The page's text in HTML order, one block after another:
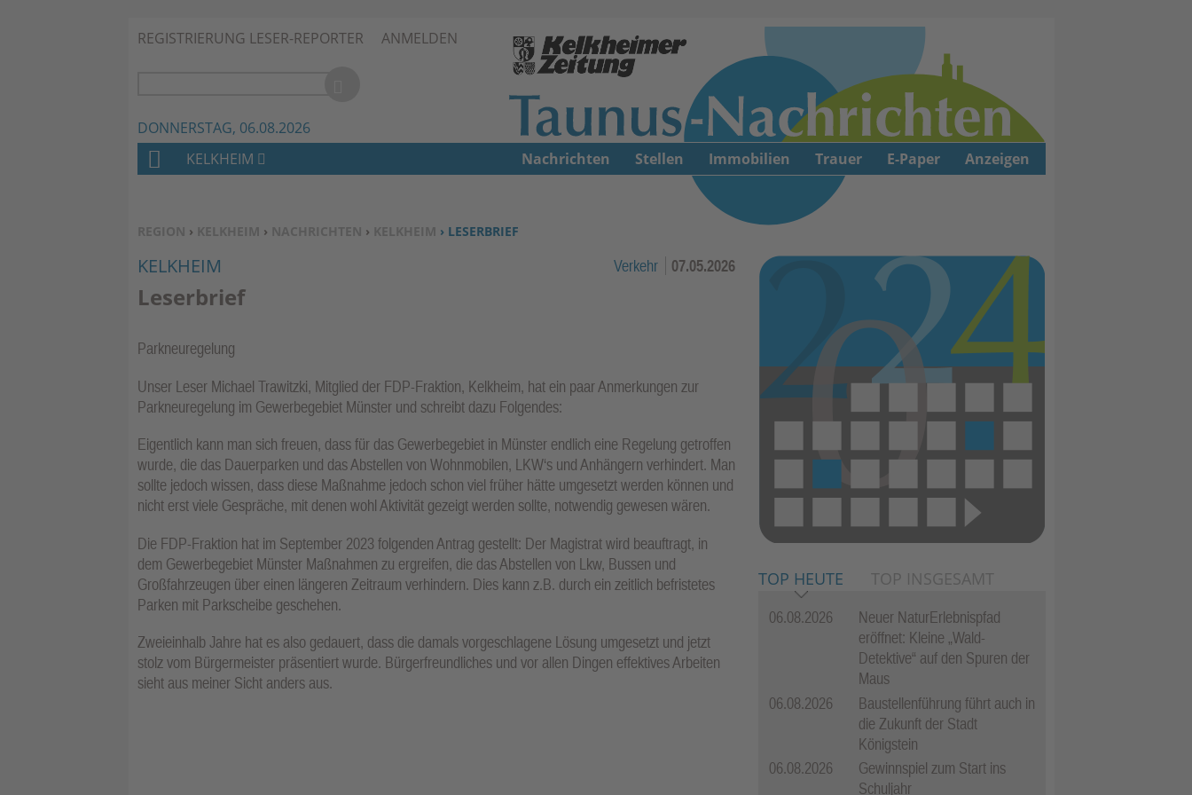
Zum Inhalt springen ↓
REGISTRIERUNG LESER-REPORTER ANMELDEN
DONNERSTAG, 06.08.2026
SIE BEFINDEN SICH HIER:
REGION › KELKHEIM › NACHRICHTEN › KELKHEIM › LESERBRIEF
KELKHEIM Verkehr 07.05.2026
Leserbrief
Parkneuregelung
Unser Leser Michael Trawitzki, Mitglied der FDP-Fraktion, Kelkheim, hat ein paar Anmerkungen zur
Parkneuregelung im Gewerbegebiet Münster und schreibt dazu Folgendes:
Eigentlich kann man sich freuen, dass für das Gewerbegebiet in Münster endlich eine Regelung getroffen
wurde, die das Dauerparken und das Abstellen von Wohnmobilen, LKW‘s und Anhängern verhindert. Man
sollte jedoch wissen, dass diese Maßnahme jedoch schon viel früher hätte umgesetzt werden können und
nicht erst viele Gespräche, mit denen wohl Aktivität gezeigt werden sollte, notwendig gewesen wären.
Die FDP-Fraktion hat im September 2023 folgenden Antrag gestellt: Der Magistrat wird beauftragt, in
dem Gewerbegebiet Münster Maßnahmen zu ergreifen, die das Abstellen von Lkw, Bussen und
Großfahrzeugen über einen längeren Zeitraum verhindern. Dies kann z.B. durch ein zeitlich befristetes
Parken mit Parkscheibe geschehen.
Zweieinhalb Jahre hat es also gedauert, dass die damals vorgeschlagene Lösung umgesetzt und jetzt
stolz vom Bürgermeister präsentiert wurde. Bürgerfreundliches und vor allen Dingen effektives Arbeiten
sieht aus meiner Sicht anders aus.
TOP HEUTE TOP INSGESAMT
06.08.2026
Neuer NaturErlebnispfad
eröffnet: Kleine „Wald-
Detektive“ auf den Spuren der
Maus
06.08.2026
Baustellenführung führt auch in
die Zukunft der Stadt
Königstein
06.08.2026
Gewinnspiel zum Start ins
Schuljahr
H
M
E
KELKHEIM Nachrichten Stellen Immobilien Trauer E-Paper Anzeigen